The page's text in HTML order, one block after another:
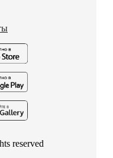
reserved